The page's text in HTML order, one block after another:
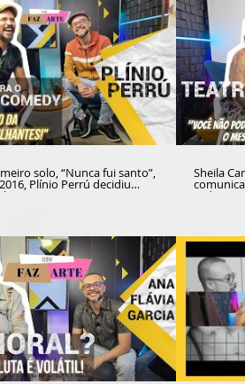
solo, “Nunca fui santo”,
Plínio Perrú decidiu
com muito mais
nova fase da carreira do
pela Universidade de
conversa com Josuel
e novos projetos,
tretas, e ainda comenta a
campanha do Governo do
juntos por TODAS", um
das mulheres que uniu os
da República contra o
novidades nas redes
em @plinioperru.
Sheila
cedo
melhor. Amante e incentivadora da
pesquisa
com
sempre
dos
escolhas
artista
"Expertise" - programa feito
uma
trajetória